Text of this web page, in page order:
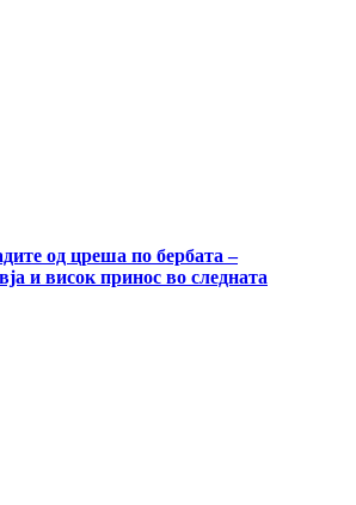
од цреша по бербата –
и висок принос во следната